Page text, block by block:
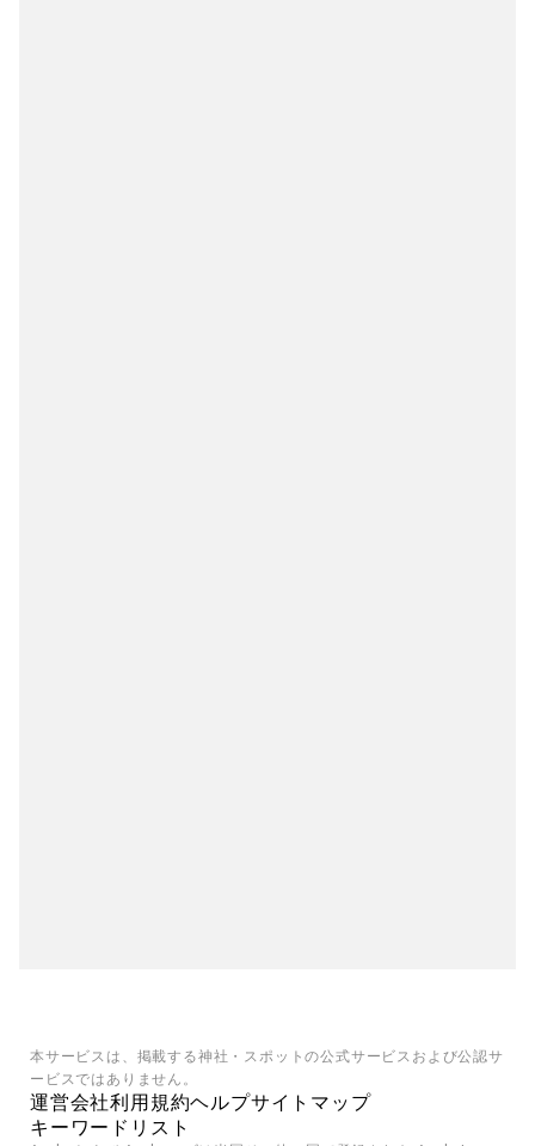
本サービスは、掲載する神社・スポットの公式サービスおよび公認サ
ービスではありません。
運営会社利用規約ヘルプサイトマップ
キーワードリスト